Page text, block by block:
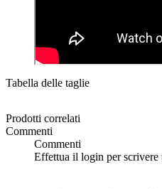
Tabella delle taglie
Prodotti correlati
Commenti
Commenti
Effettua il login per scrivere